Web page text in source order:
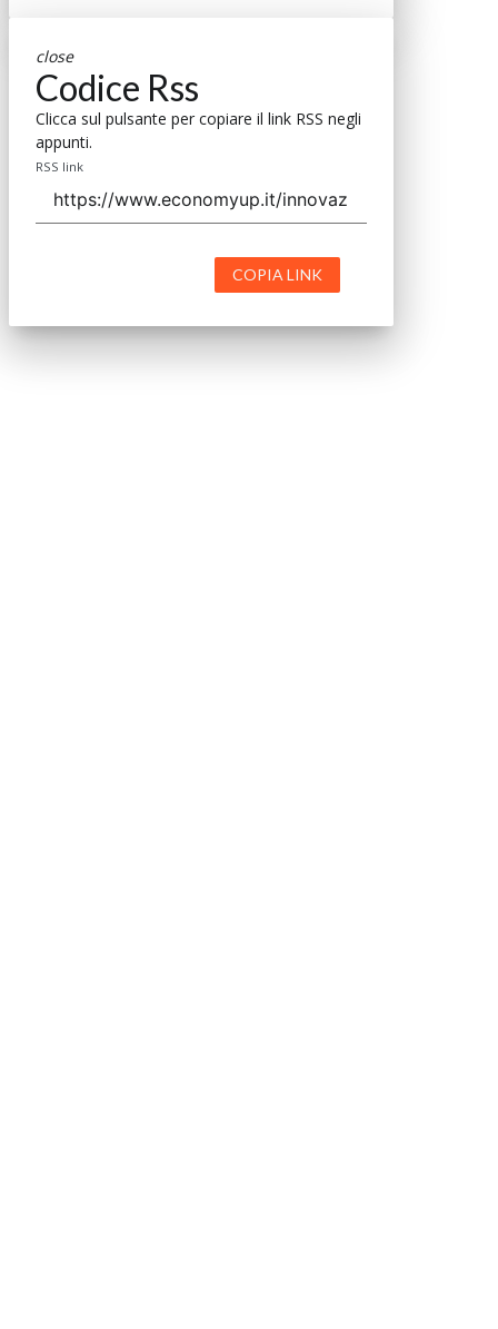
close
Codice Rss
Clicca sul pulsante per copiare il link RSS negli
appunti.
RSS link
COPIA LINK